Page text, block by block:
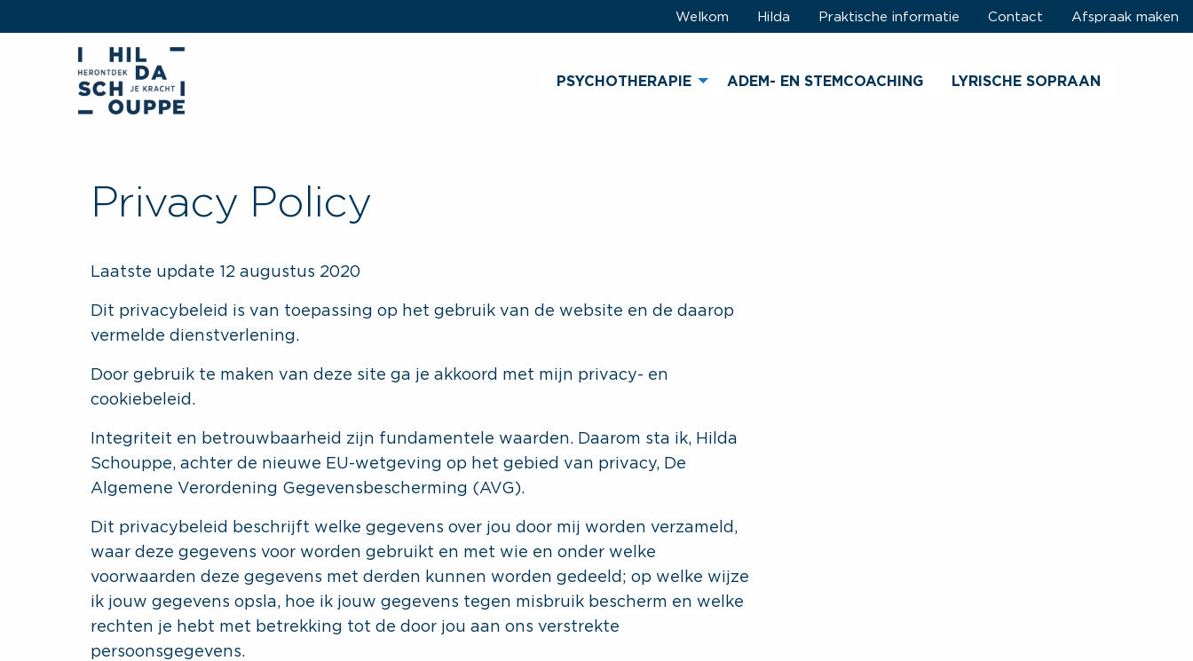
Welkom Hilda Praktische informatie Contact Afspraak maken
PSYCHOTHERAPIE ADEM- EN STEMCOACHING LYRISCHE SOPRAAN
Privacy Policy
Laatste update 12 augustus 2020
Dit privacybeleid is van toepassing op het gebruik van de website en de daarop
vermelde dienstverlening.
Door gebruik te maken van deze site ga je akkoord met mijn privacy- en
cookiebeleid.
Integriteit en betrouwbaarheid zijn fundamentele waarden. Daarom sta ik, Hilda
Schouppe, achter de nieuwe EU-wetgeving op het gebied van privacy, De
Algemene Verordening Gegevensbescherming (AVG).
Dit privacybeleid beschrijft welke gegevens over jou door mij worden verzameld,
waar deze gegevens voor worden gebruikt en met wie en onder welke
voorwaarden deze gegevens met derden kunnen worden gedeeld; op welke wijze
ik jouw gegevens opsla, hoe ik jouw gegevens tegen misbruik bescherm en welke
rechten je hebt met betrekking tot de door jou aan ons verstrekte
persoonsgegevens.